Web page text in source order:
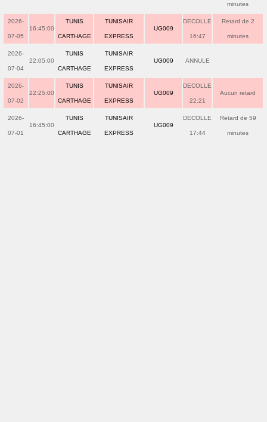
minutes
2026-
07-05
16:45:00
TUNIS
CARTHAGE
TUNISAIR
EXPRESS
UG009
DECOLLE
16:47
Retard de 2
minutes
2026-
07-04
22:05:00
TUNIS
CARTHAGE
TUNISAIR
EXPRESS
UG009 ANNULE
2026-
07-02
22:25:00
TUNIS
CARTHAGE
TUNISAIR
EXPRESS
UG009
DECOLLE
22:21
Aucun retard
2026-
07-01
16:45:00
TUNIS
CARTHAGE
TUNISAIR
EXPRESS
UG009
DECOLLE
17:44
Retard de 59
minutes